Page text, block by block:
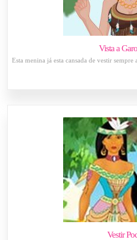
Vista a
Esta menina já esta cansada de vestir sempre
Vestir